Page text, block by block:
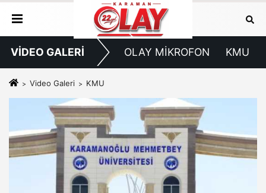
VİDEO GALERİ OLAY MİKROFON KMU
Video Galeri KMU